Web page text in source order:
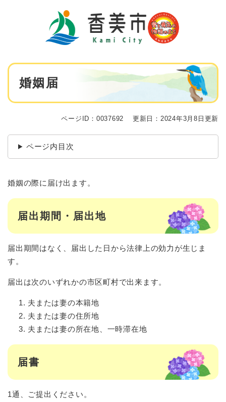
本
婚姻届
ページID：0037692 更新日：2024年3月8日更新
ページ内目次
婚姻の際に届け出ます。
届出期間・届出地
届出期間はなく、届出した日から法律上の効力が生じま
す。
届出は次のいずれかの市区町村で出来ます。
夫または妻の本籍地
夫または妻の住所地
夫または妻の所在地、一時滞在地
届書
1通、ご提出ください。